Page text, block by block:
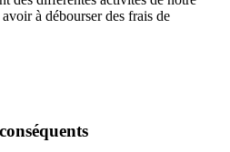
à débourser des frais de